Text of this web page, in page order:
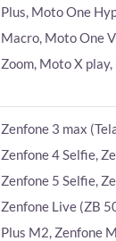
Plus, Moto One
Macro, Moto One
Zoom, Moto X
Zenfone 3 max
Zenfone 4 Selfie,
Zenfone 5 Selfie,
Zenfone Live (ZB
Plus M2, Zenfone